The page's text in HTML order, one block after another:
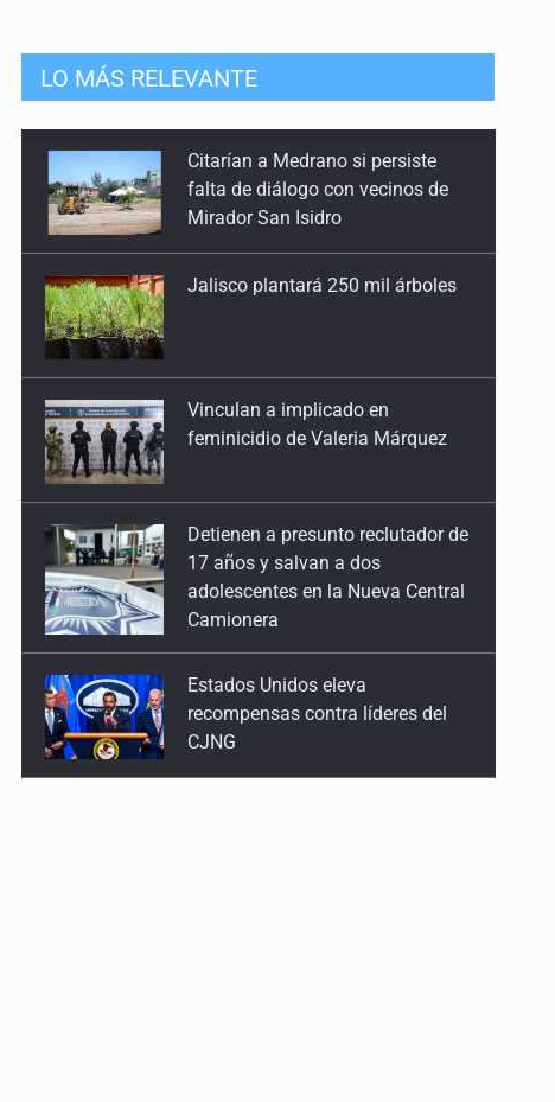
LO MÁS RELEVANTE
Jalisco plantará 250 mil árboles
Vinculan a implicado en
Detienen a presunto reclutador de
17 años y salvan a dos
Estados Unidos eleva
recompensas contra líderes del
CJNG
Mueren cuatro personas por
volcadura en San Miguel el Alto